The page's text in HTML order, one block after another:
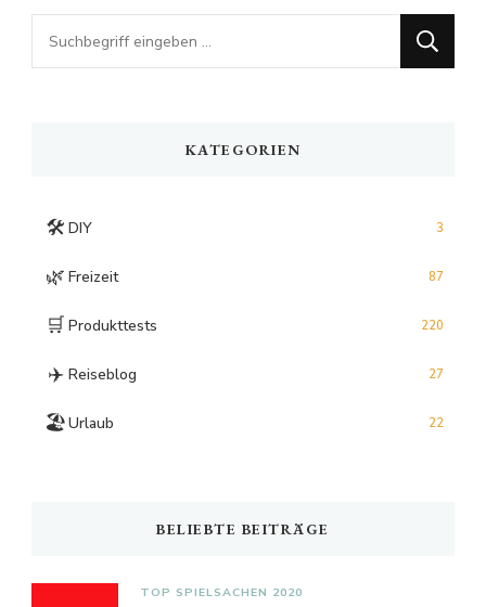
Looking
for
KATEGORIEN
🛠️ DIY 3
🌿 Freizeit 87
🛒 Produkttests 220
✈️ Reiseblog 27
🏖️Urlaub 22
BELIEBTE BEITRÄGE
TOP SPIELSACHEN 2020